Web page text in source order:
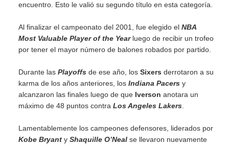
encuentro. Esto le valió su segundo título en esta categoría.
Al finalizar el campeonato del 2001, fue elegido el NBA
Most Valuable Player of the Yearluego de recibir un trofeo
por tener el mayor número de balones robados por partido.
Durante las Playoffs de ese año, los Sixers derrotaron a su
karma de los años anteriores, los Indiana Pacers y
alcanzaron las finales luego de que Iverson anotara un
máximo de 48 puntos contra Los Angeles Lakers
Lamentablemente los campeones defensores, liderados por
Kobe Bryant y Shaquille O’Neal se llevaron nuevamente